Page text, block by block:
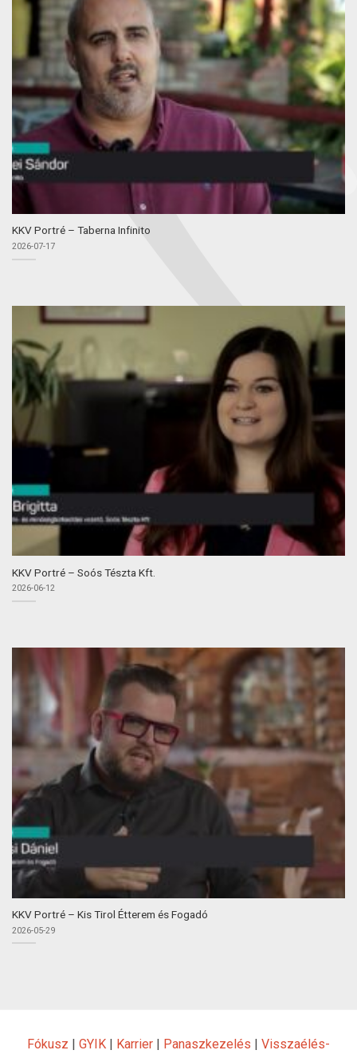
KKV Portré – Taberna Infinito
2026-07-17
KKV Portré – Soós Tészta Kft.
2026-06-12
KKV Portré – Kis Tirol Étterem és Fogadó
2026-05-29
Fókusz | GYIK | Karrier | Panaszkezelés | Visszaélés-